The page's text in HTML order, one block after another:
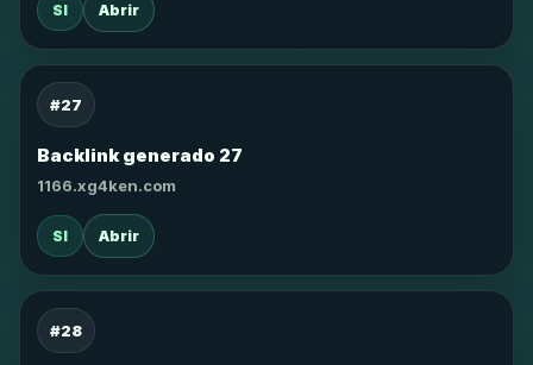
SI Abrir
#27
Backlink generado 27
1166.xg4ken.com
SI Abrir
#28